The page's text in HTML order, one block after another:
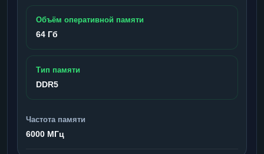
Объём оперативной памяти
64 Гб
Тип памяти
DDR5
Частота памяти
6000 МГц